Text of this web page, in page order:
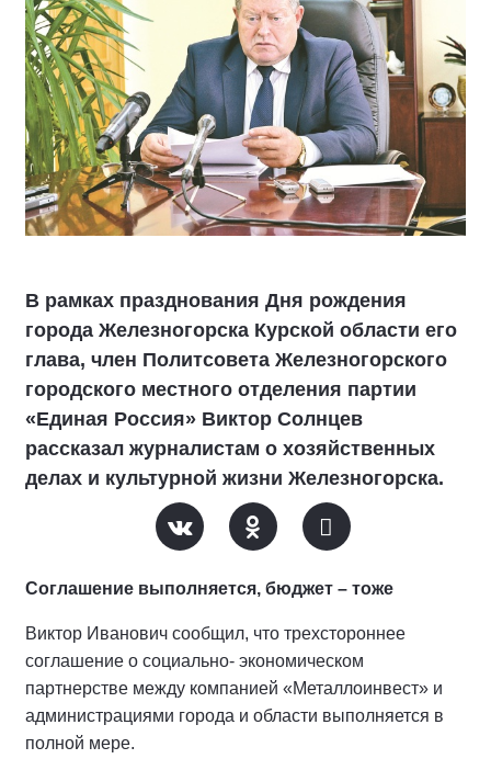
В рамках празднования Дня рождения
города Железногорска Курской области его
глава, член Политсовета Железногорского
городского местного отделения партии
«Единая Россия» Виктор Солнцев
рассказал журналистам о хозяйственных
делах и культурной жизни Железногорска.
Соглашение выполняется, бюджет – тоже
Виктор Иванович сообщил, что трех­стороннее
соглашение о социально- экономическом
партнерстве между компанией «Металлоинвест» и
ад­министрациями города и области выполняется в
полной мере.